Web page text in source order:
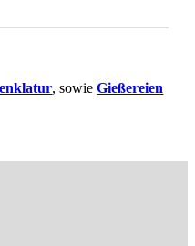
, sowieGießereien